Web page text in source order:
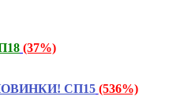
(37%)
НОВИНКИ! СП15 (536%)